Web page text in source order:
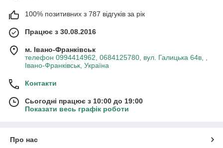
100% позитивних з 787 відгуків за рік
Працює з 30.08.2016
м. Івано-Франківськ
телефон 0994414962, 0684125780, вул. Галицька 64в, ,
Івано-Франківськ, Україна
Контакти
Сьогодні працює з 10:00 до 19:00
Показати весь графік роботи
Про нас